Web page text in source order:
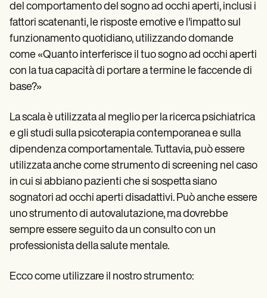
del comportamento del sogno ad occhi aperti, inclusi i
fattori scatenanti, le risposte emotive e l'impatto sul
funzionamento quotidiano, utilizzando domande
come «Quanto interferisce il tuo sogno ad occhi aperti
con la tua capacità di portare a termine le faccende di
base?»
La scala è utilizzata al meglio per la ricerca psichiatrica
e gli studi sulla psicoterapia contemporanea e sulla
dipendenza comportamentale. Tuttavia, può essere
utilizzata anche come strumento di screening nel caso
in cui si abbiano pazienti che si sospetta siano
sognatori ad occhi aperti disadattivi. Può anche essere
uno strumento di autovalutazione, ma dovrebbe
sempre essere seguito da un consulto con un
professionista della salute mentale.
Ecco come utilizzare il nostro strumento: